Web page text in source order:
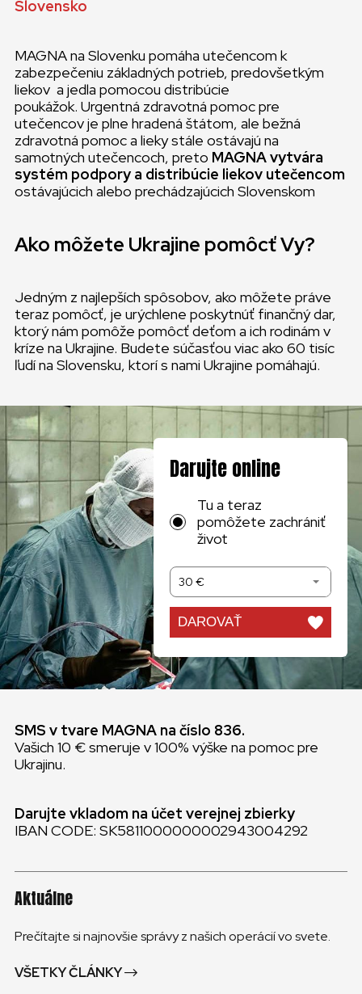
Slovensko
MAGNA na Slovenku pomáha utečencom k
zabezpečeniu základných potrieb, predovšetkým
liekov a jedla pomocou distribúcie
poukážok. Urgentná zdravotná pomoc pre
utečencov je plne hradená štátom, ale bežná
zdravotná pomoc a lieky stále ostávajú na
samotných utečencoch, preto MAGNA vytvára
systém podpory a distribúcie liekov utečencom
ostávajúcich alebo prechádzajúcich Slovenskom
Ako môžete Ukrajine pomôcť Vy?
Jedným z najlepších spôsobov, ako môžete práve
teraz pomôcť, je urýchlene poskytnúť finančný dar,
ktorý nám pomôže pomôcť deťom a ich rodinám v
kríze na Ukrajine. Budete súčasťou viac ako 60 tisíc
ľudí na Slovensku, ktorí s nami Ukrajine pomáhajú.
Darujte online
Tu a teraz
pomôžete zachrániť
život
30 €
DAROVAŤ
SMS v tvare MAGNA na číslo 836.
Vašich 10 € smeruje v 100% výške na pomoc pre
Ukrajinu.
Darujte vkladom na účet verejnej zbierky
IBAN CODE: SK5811000000002943004292
Aktuálne
Prečítajte si najnovšie správy z našich operácií vo svete.
VŠETKY ČLÁNKY